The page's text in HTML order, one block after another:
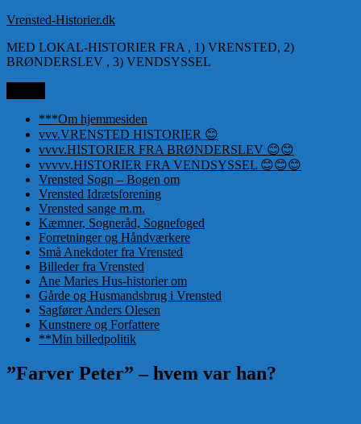
Videre
indhold
Vrensted-Historier.dk
MED LOKAL-HISTORIER FRA , 1) VRENSTED, 2)
BRØNDERSLEV , 3) VENDSYSSEL
***Om hjemmesiden
vvv.VRENSTED HISTORIER 😊
vvvv.HISTORIER FRA BRØNDERSLEV 😊😊
vvvvv.HISTORIER FRA VENDSYSSEL 😊😊😊
Vrensted Sogn – Bogen om
Vrensted Idrætsforening
Vrensted sange m.m.
Kæmner, Sogneråd, Sognefoged
Forretninger og Håndværkere
Små Anekdoter fra Vrensted
Billeder fra Vrensted
Ane Maries Hus-historier om
Gårde og Husmandsbrug i Vrensted
Sagfører Anders Olesen
Kunstnere og Forfattere
**Min billedpolitik
”Farver Peter” – hvem var han?